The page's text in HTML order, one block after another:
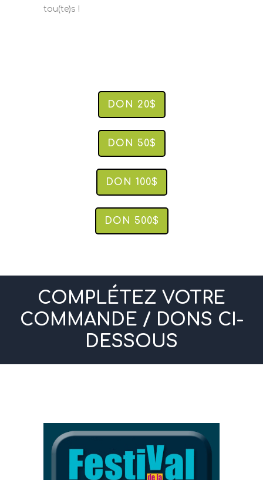
tou(te)s !
DON 20$
DON 50$
DON 100$
DON 500$
COMPLÉTEZ VOTRE
COMMANDE / DONS CI-
DESSOUS